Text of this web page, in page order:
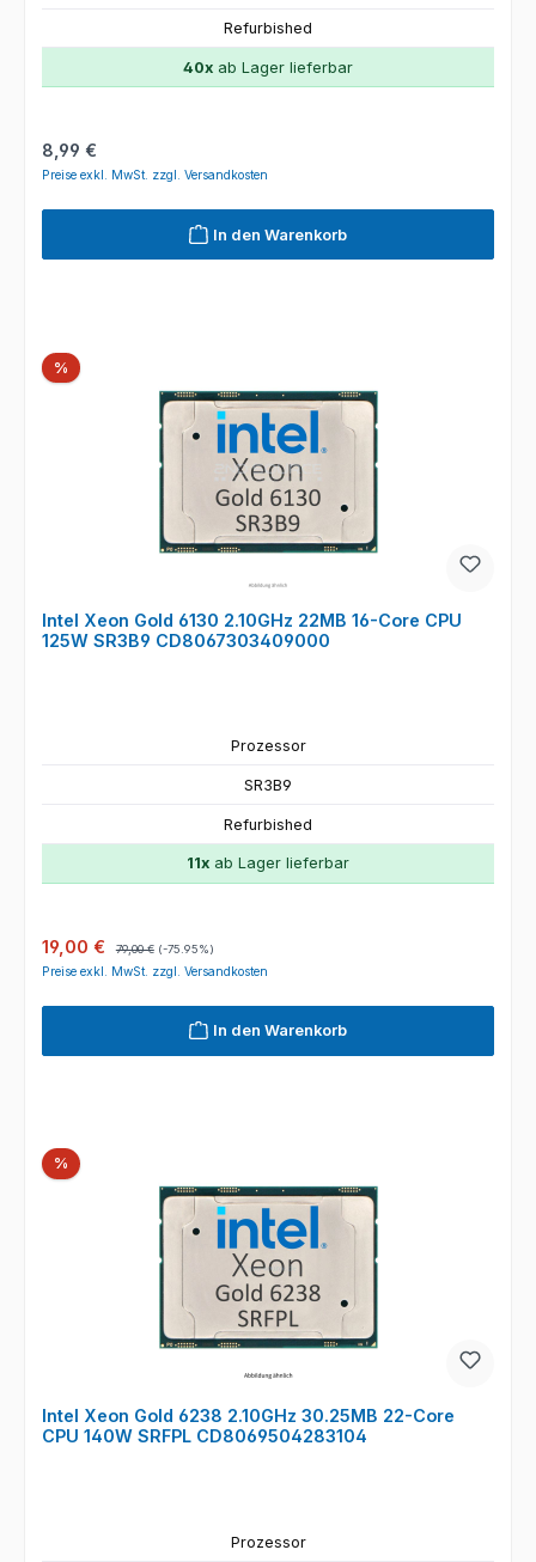
Refurbished
40x ab Lager lieferbar
Regulärer Preis:
8,99 €
Preise exkl. MwSt. zzgl. Versandkosten
In den Warenkorb
%Rabatt
Intel Xeon Gold 6130 2.10GHz 22MB 16-Core CPU
125W SR3B9 CD8067303409000
Prozessor
SR3B9
Refurbished
11x ab Lager lieferbar
Verkaufspreis:
19,00 € 79,00 € (-75.95%)
Preise exkl. MwSt. zzgl. Versandkosten
In den Warenkorb
%Rabatt
Intel Xeon Gold 6238 2.10GHz 30.25MB 22-Core
CPU 140W SRFPL CD8069504283104
Prozessor